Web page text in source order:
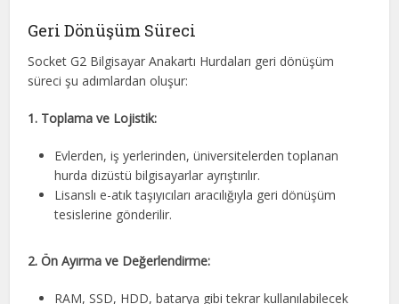
Geri Dönüşüm Süreci
Socket G2 Bilgisayar Anakartı Hurdaları geri dönüşüm
süreci şu adımlardan oluşur:
1. Toplama ve Lojistik:
Evlerden, iş yerlerinden, üniversitelerden toplanan
hurda dizüstü bilgisayarlar ayrıştırılır.
Lisanslı e-atık taşıyıcıları aracılığıyla geri dönüşüm
tesislerine gönderilir.
2. Ön Ayırma ve Değerlendirme:
RAM, SSD, HDD, batarya gibi tekrar kullanılabilecek